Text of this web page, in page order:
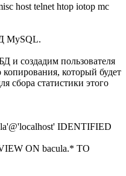
host telnet htop iotop mc
MySQL.
и создадим пользователя
который будет
сбора статистики этого
IDENTIFIED
ON bacula.* TO